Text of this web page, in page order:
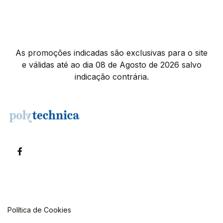
As promoções indicadas são exclusivas para o site
e válidas até ao dia 08 de Agosto de 2026 salvo
indicação contrária.
Política de Cookies